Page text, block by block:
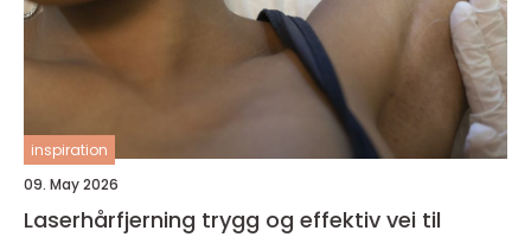
inspiration
09. May 2026
Laserhårfjerning trygg og effektiv vei til